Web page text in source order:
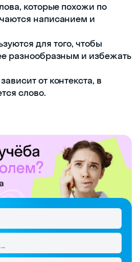
которые похожи по
написанием и
для того, чтобы
разнообразным и избежать
от контекста, в
слово.